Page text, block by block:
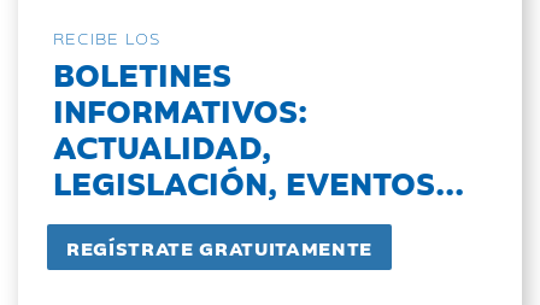
RECIBE LOS
BOLETINES
INFORMATIVOS:
ACTUALIDAD,
LEGISLACIÓN, EVENTOS...